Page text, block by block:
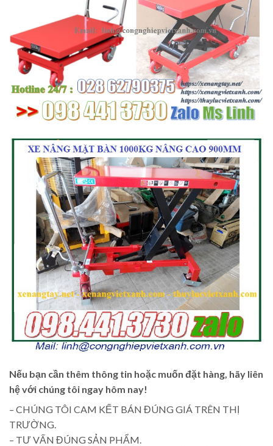
Nếu bạn cần thêm thông tin hoặc muốn đặt hàng, hãy liên
hệ với chúng tôi ngay hôm nay!
– CHÚNG TÔI CAM KẾT BÁN ĐÚNG GIÁ TRÊN THỊ
TRƯỜNG.
– TƯ VẤN ĐÚNG SẢN PHẨM.